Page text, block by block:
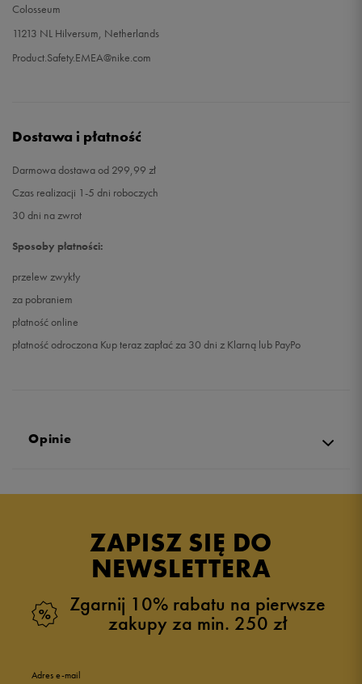
Colosseum
11213 NL Hilversum, Netherlands
Product.Safety.EMEA@nike.com
Dostawa i płatność
Darmowa dostawa od 299,99 zł
Czas realizacji 1-5 dni roboczych
30 dni na zwrot
Sposoby płatności:
przelew zwykły
za pobraniem
płatność online
płatność odroczona Kup teraz zapłać za 30 dni z Klarną lub PayPo
Opinie
ZAPISZ SIĘ DO
NEWSLETTERA
Zgarnij 10% rabatu na pierwsze
zakupy za min. 250 zł
Adres e-mail